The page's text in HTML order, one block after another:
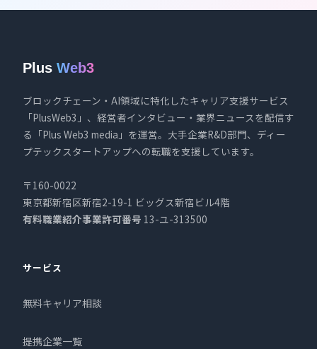
Plus Web3
ブロックチェーン・AI領域に特化したキャリア支援サービス
「PlusWeb3」、経営者インタビュー・業界ニュースを配信す
る「Plus Web3 media」を運営。大手企業R&D部門、ディー
プテックスタートアップへの転職を支援しています。
〒160-0022
東京都新宿区新宿2-19-1 ビッグス新宿ビル4階
有料職業紹介事業許可番号 13-ユ-313500
サービス
無料キャリア相談
提携企業一覧